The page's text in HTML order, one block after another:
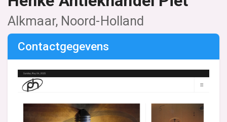
Alkmaar, Noord-Holland
Contactgegevens